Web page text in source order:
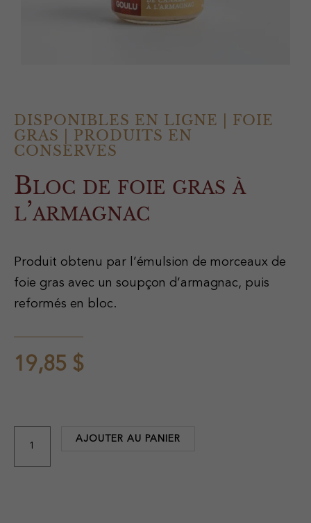
DISPONIBLES EN LIGNE
FOIE
GRAS
PRODUITS EN
CONSERVES
Bloc de foie gras à
l’armagnac
Produit obtenu par l’émulsion de morceaux de
foie gras avec un soupçon d’armagnac, puis
reformés en bloc.
19,85 $
foie
AJOUTER AU PANIER